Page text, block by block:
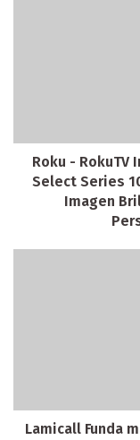
Roku - RokuTV
Select Series
Imagen
Lamicall Funda